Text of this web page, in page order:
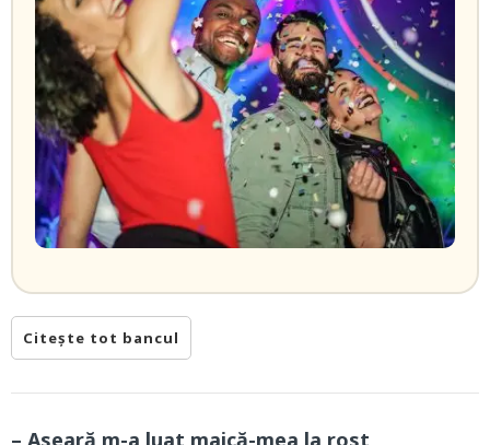
Citește tot bancul
– Aseară m-a luat maică-mea la rost